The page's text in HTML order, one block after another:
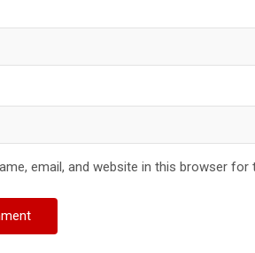
email, and website in this browser